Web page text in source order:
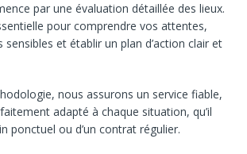
par une évaluation détaillée des lieux.
pour comprendre vos attentes,
et établir un plan d’action clair et
nous assurons un service fiable,
adapté à chaque situation, qu’il
ponctuel ou d’un contrat régulier.